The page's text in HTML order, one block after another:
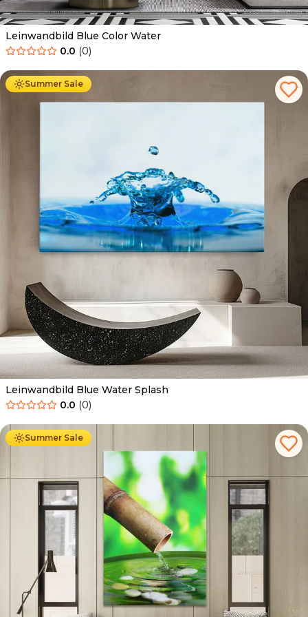
Leinwandbild Blue Color Water
0.0 (0)
Summer Sale
Ab 39.90 € 34.90
Leinwandbild Blue Water Splash
0.0 (0)
Summer Sale
Ab 39.90 € 34.90